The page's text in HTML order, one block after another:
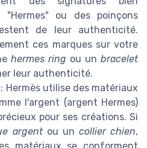
"Hermes" ou des poinçons
de leur authenticité.
ces marques sur votre
hermes ring ou un bracelet
leur authenticité.
: Hermès utilise des matériaux
l'argent (argent Hermes)
pour ses créations. Si
argentou un collier chien,